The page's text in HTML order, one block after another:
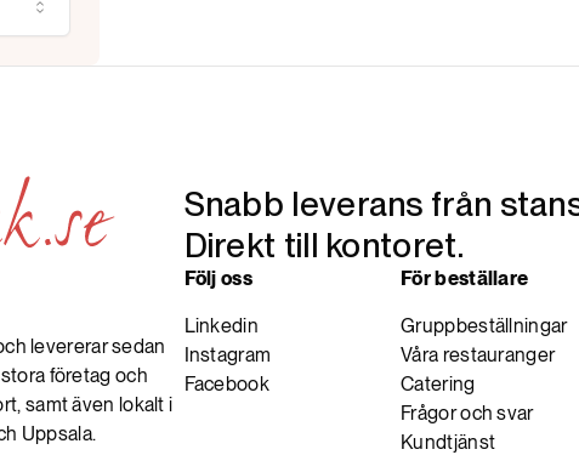
levererar sedan
företag och
samt även lokalt i
Uppsala.
Snabb leverans från
Direkt till kontoret.
Följ oss
Linkedin
Instagram
Facebook
För beställare
Gruppbeställningar
Våra restauranger
Catering
Frågor och svar
Kundtjänst